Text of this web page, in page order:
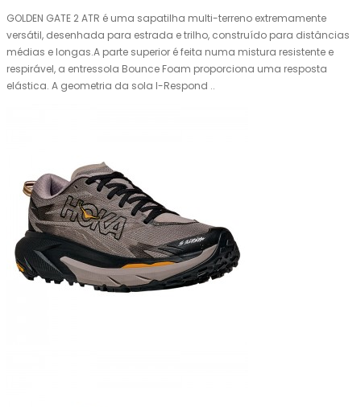
GOLDEN GATE 2 ATR é uma sapatilha multi-terreno extremamente
versátil, desenhada para estrada e trilho, construído para distâncias
médias e longas.A parte superior é feita numa mistura resistente e
respirável, a entressola Bounce Foam proporciona uma resposta
elástica. A geometria da sola I-Respond ..